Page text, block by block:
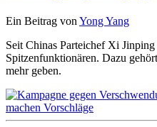
Ein Beitrag von Yong Yang
Seit Chinas Parteichef Xi
Spitzenfunktionären. Dazu
mehr geben.